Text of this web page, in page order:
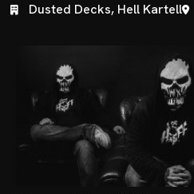
Dusted Decks, Hell Kartell